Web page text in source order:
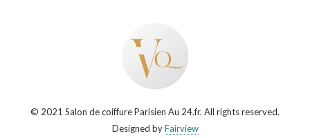
© 2021 Salon de coiffure Parisien Au 24.fr. All rights reserved.
Designed byFairview